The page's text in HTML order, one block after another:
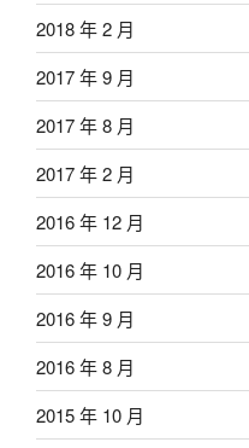
2018 年 2 月
2017 年 9 月
2017 年 8 月
2017 年 2 月
2016 年 12 月
2016 年 10 月
2016 年 9 月
2016 年 8 月
2015 年 10 月